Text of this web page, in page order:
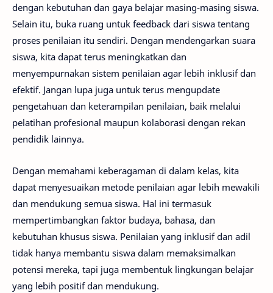
dengan kebutuhan dan gaya belajar masing-masing siswa.
Selain itu, buka ruang untuk feedback dari siswa tentang
proses penilaian itu sendiri. Dengan mendengarkan suara
siswa, kita dapat terus meningkatkan dan
menyempurnakan sistem penilaian agar lebih inklusif dan
efektif. Jangan lupa juga untuk terus mengupdate
pengetahuan dan keterampilan penilaian, baik melalui
pelatihan profesional maupun kolaborasi dengan rekan
pendidik lainnya.
Dengan memahami keberagaman di dalam kelas, kita
dapat menyesuaikan metode penilaian agar lebih mewakili
dan mendukung semua siswa. Hal ini termasuk
mempertimbangkan faktor budaya, bahasa, dan
kebutuhan khusus siswa. Penilaian yang inklusif dan adil
tidak hanya membantu siswa dalam memaksimalkan
potensi mereka, tapi juga membentuk lingkungan belajar
yang lebih positif dan mendukung.